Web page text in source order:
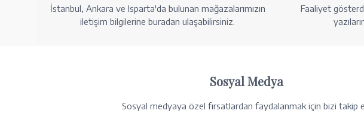
İstanbul, Ankara ve Isparta'da bulunan mağazalarımızın
iletişim bilgilerine buradan ulaşabilirsiniz.
Faaliyet
Sosyal Medya
Sosyal medyaya özel fırsatlardan faydalanmak için bizi takip